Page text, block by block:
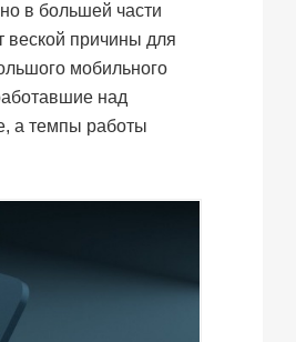
в большей части
веской причины для
мобильного
над
а темпы работы